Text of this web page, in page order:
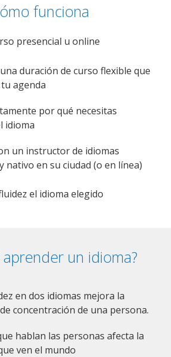
funciona
presencial u online
duración de curso flexible que
agenda
por qué necesitas
idioma
un instructor de idiomas
nativo en su ciudad (o en línea)
el idioma elegido
un idioma?
en dos idiomas mejora la
concentración de una persona.
hablan las personas afecta la
ven el mundo